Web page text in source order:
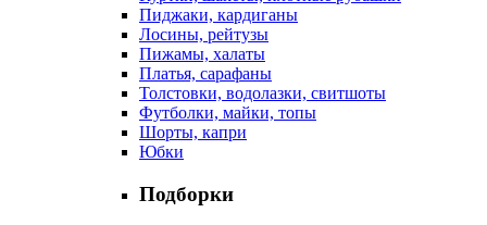
Пиджаки, кардиганы
Лосины, рейтузы
Пижамы, халаты
Платья, сарафаны
Толстовки, водолазки, свитшоты
Футболки, майки, топы
Шорты, капри
Юбки
Подборки